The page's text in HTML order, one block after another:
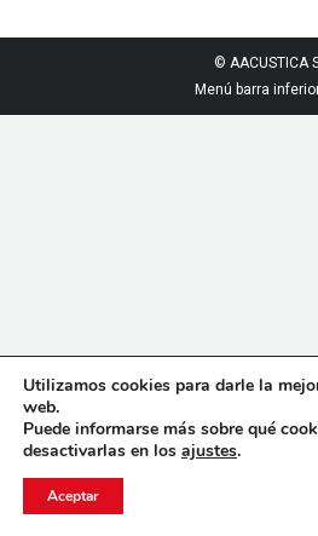
© AACUSTICA
Menú barra
Utilizamos cookies para darle la
web.
Puede informarse más sobre qué
desactivarlas en los ajustes.
Aceptar